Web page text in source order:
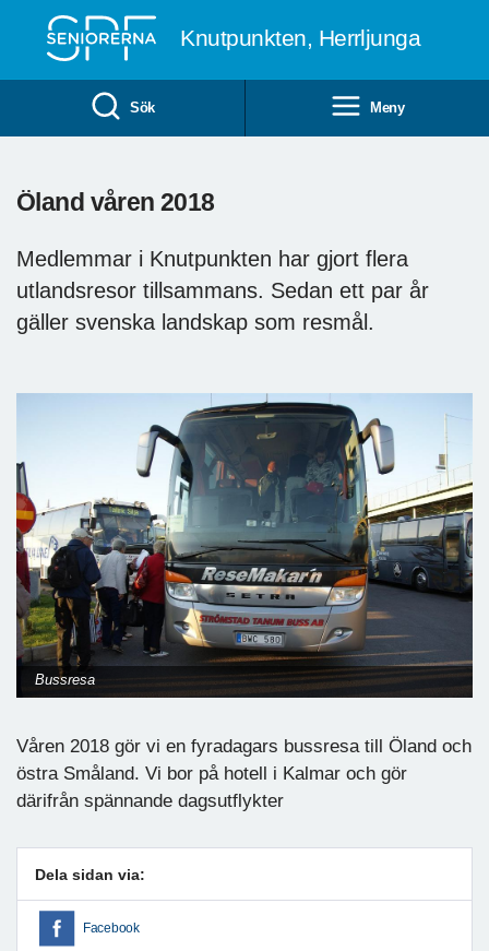
Knutpunkten, Herrljunga
Sök Meny
Öland våren 2018
Medlemmar i Knutpunkten har gjort flera
utlandsresor tillsammans. Sedan ett par år
gäller svenska landskap som resmål.
Bussresa
Våren 2018 gör vi en fyradagars bussresa till Öland och
östra Småland. Vi bor på hotell i Kalmar och gör
därifrån spännande dagsutflykter
Dela sidan via:
Facebook